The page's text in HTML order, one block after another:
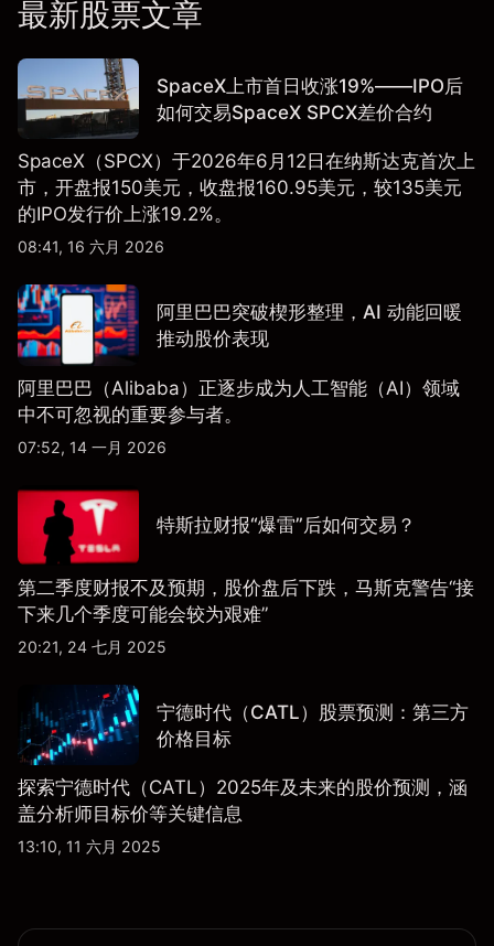
最新股票文章
SpaceX上市首日收涨19%——IPO后
如何交易SpaceX SPCX差价合约
SpaceX（SPCX）于2026年6月12日在纳斯达克首次上
市，开盘报150美元，收盘报160.95美元，较135美元
的IPO发行价上涨19.2%。
08:41, 16 六月 2026
阿里巴巴突破楔形整理，AI 动能回暖
推动股价表现
阿里巴巴（Alibaba）正逐步成为人工智能（AI）领域
中不可忽视的重要参与者。
07:52, 14 一月 2026
特斯拉财报“爆雷”后如何交易？
第二季度财报不及预期，股价盘后下跌，马斯克警告“接
下来几个季度可能会较为艰难”
20:21, 24 七月 2025
宁德时代（CATL）股票预测：第三方
价格目标
探索宁德时代（CATL）2025年及未来的股价预测，涵
盖分析师目标价等关键信息
13:10, 11 六月 2025